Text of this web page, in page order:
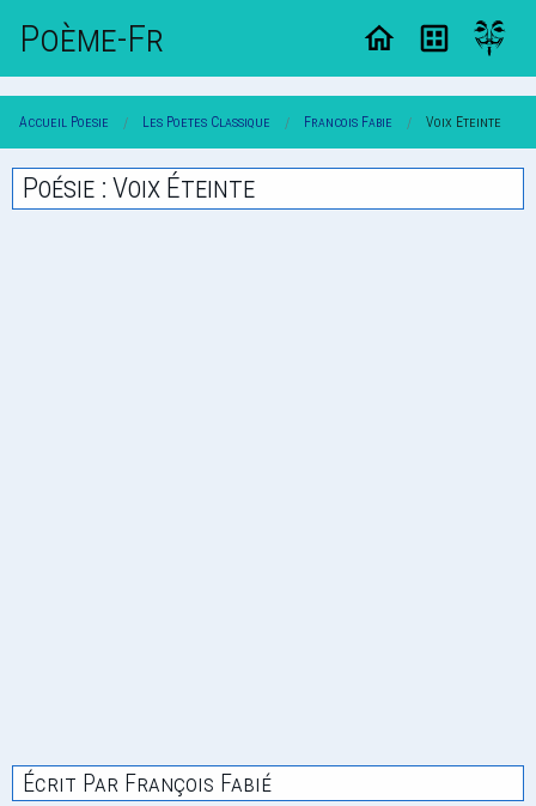
Poème-Fr
Accueil Poesie Les Poetes Classique Francois Fabie Voix Eteinte
Poésie : Voix Éteinte
Écrit Par François Fabié